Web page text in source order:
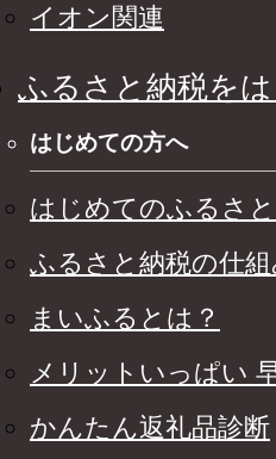
イオン関連
ふるさと納税を
はじめての方へ
はじめてのふるさ
ふるさと納税の仕組
まいふるとは？
メリットいっぱい
かんたん返礼品診断